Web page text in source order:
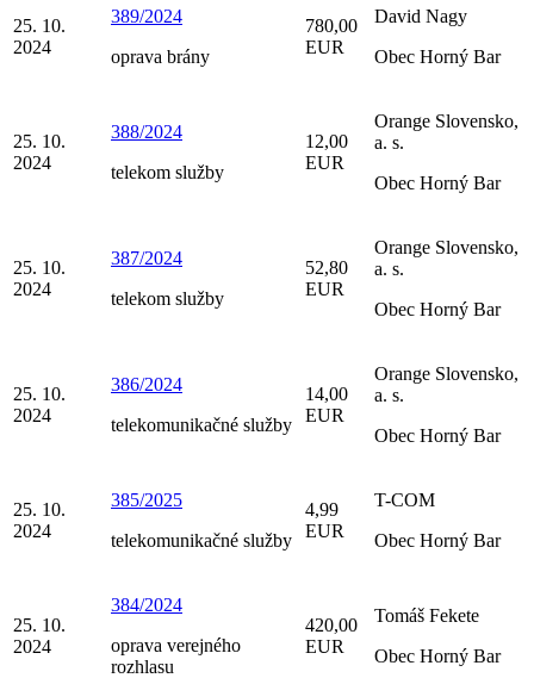
25. 10.
2024
389/2024
oprava brány
780,00
EUR
David Nagy
Obec Horný Bar
25. 10.
2024
388/2024
telekom služby
12,00
EUR
Orange Slovensko,
a. s.
Obec Horný Bar
25. 10.
2024
387/2024
telekom služby
52,80
EUR
Orange Slovensko,
a. s.
Obec Horný Bar
25. 10.
2024
386/2024
telekomunikačné služby
14,00
EUR
Orange Slovensko,
a. s.
Obec Horný Bar
25. 10.
2024
385/2025
telekomunikačné služby
4,99
EUR
T-COM
Obec Horný Bar
25. 10.
2024
384/2024
oprava verejného
rozhlasu
420,00
EUR
Tomáš Fekete
Obec Horný Bar